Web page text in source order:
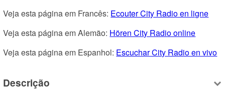
Veja esta página em Francês: Ecouter City Radio en ligne
Veja esta página em Alemão: Hören City Radio online
Veja esta página em Espanhol: Escuchar City Radio en vivo
Descrição